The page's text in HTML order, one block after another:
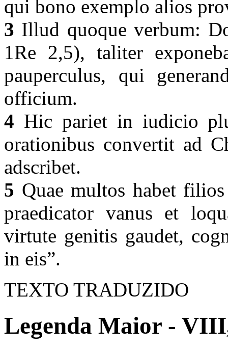
qui bono exemplo alios
3 Illud quoque verbum:
1Re 2,5), taliter
pauperculus, qui
officium.
4 Hic pariet in iudicio
orationibus convertit ad
adscribet.
5 Quae multos habet
praedicator vanus et
virtute genitis gaudet,
in eis”.
TEXTO TRADUZIDO
Legenda Maior -